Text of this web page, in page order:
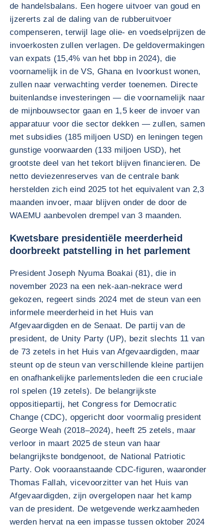
de handelsbalans. Een hogere uitvoer van goud en
ijzererts zal de daling van de rubberuitvoer
compenseren, terwijl lage olie- en voedselprijzen de
invoerkosten zullen verlagen. De geldovermakingen
van expats (15,4% van het bbp in 2024), die
voornamelijk in de VS, Ghana en Ivoorkust wonen,
zullen naar verwachting verder toenemen. Directe
buitenlandse investeringen — die voornamelijk naar
de mijnbouwsector gaan en 1,5 keer de invoer van
apparatuur voor die sector dekken — zullen, samen
met subsidies (185 miljoen USD) en leningen tegen
gunstige voorwaarden (133 miljoen USD), het
grootste deel van het tekort blijven financieren. De
netto deviezenreserves van de centrale bank
herstelden zich eind 2025 tot het equivalent van 2,3
maanden invoer, maar blijven onder de door de
WAEMU aanbevolen drempel van 3 maanden.
Kwetsbare presidentiële meerderheid
doorbreekt patstelling in het parlement
President Joseph Nyuma Boakai (81), die in
november 2023 na een nek-aan-nekrace werd
gekozen, regeert sinds 2024 met de steun van een
informele meerderheid in het Huis van
Afgevaardigden en de Senaat. De partij van de
president, de Unity Party (UP), bezit slechts 11 van
de 73 zetels in het Huis van Afgevaardigden, maar
steunt op de steun van verschillende kleine partijen
en onafhankelijke parlementsleden die een cruciale
rol spelen (19 zetels). De belangrijkste
oppositiepartij, het Congress for Democratic
Change (CDC), opgericht door voormalig president
George Weah (2018–2024), heeft 25 zetels, maar
verloor in maart 2025 de steun van haar
belangrijkste bondgenoot, de National Patriotic
Party. Ook vooraanstaande CDC-figuren, waaronder
Thomas Fallah, vicevoorzitter van het Huis van
Afgevaardigden, zijn overgelopen naar het kamp
van de president. De wetgevende werkzaamheden
werden hervat na een impasse tussen oktober 2024